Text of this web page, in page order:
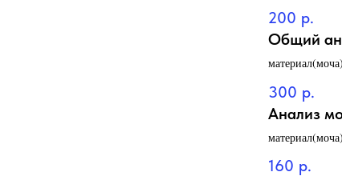
200 р.
Общий
300 р.
Анализ
160 р.